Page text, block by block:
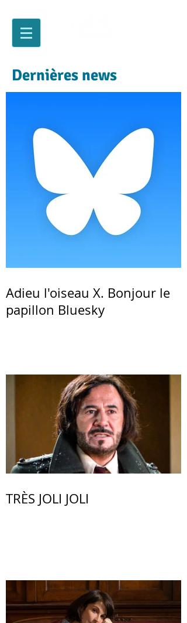
Dernières news
Adieu l'oiseau X. Bonjour le
papillon Bluesky
TRÈS JOLI JOLI